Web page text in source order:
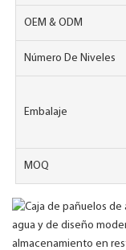
OEM & ODM
Número De Niveles
Embalaje
MOQ